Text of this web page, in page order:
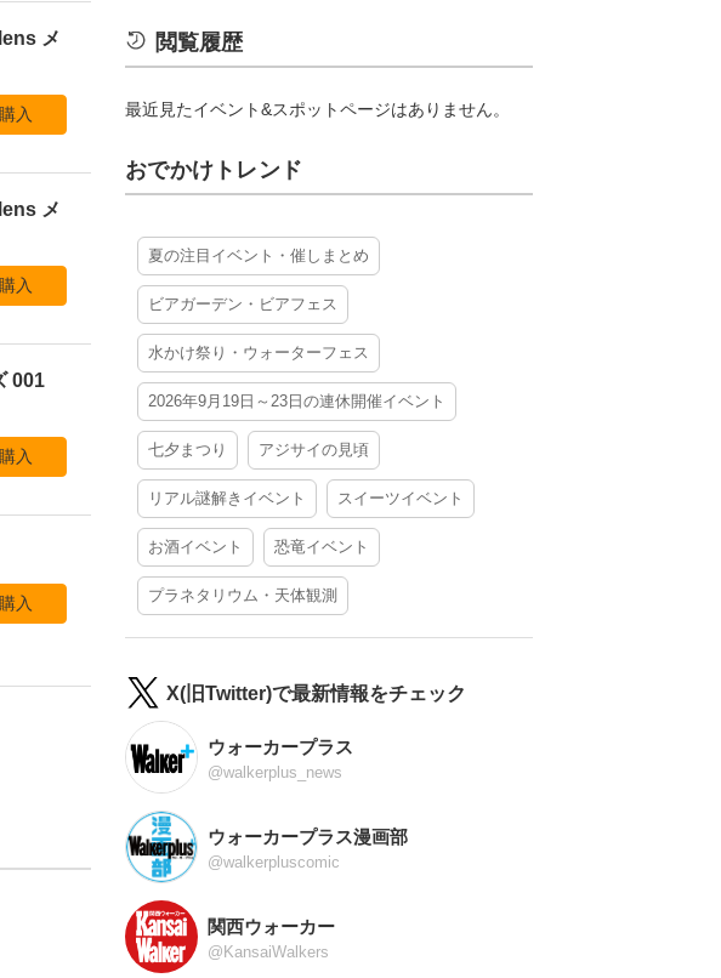
メ
入
メ
入
001
入
入
閲覧履歴
最近見たイベント&スポットページはありません。
おでかけトレンド
夏の注目イベント・催しまとめ
ビアガーデン・ビアフェス
水かけ祭り・ウォーターフェス
2026年9月19日～23日の連休開催イベント
七夕まつり アジサイの見頃
リアル謎解きイベント スイーツイベント
お酒イベント 恐竜イベント
プラネタリウム・天体観測
X(旧Twitter)で最新情報をチェック
ウォーカープラス
@walkerplus_news
ウォーカープラス漫画部
@walkerpluscomic
関西ウォーカー
@KansaiWalkers